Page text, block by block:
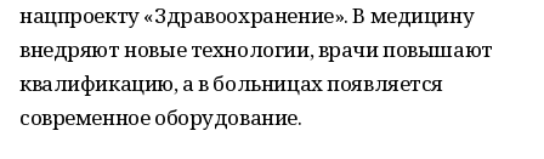
нацпроекту «Здравоохранение». В медицину
внедряют новые технологии, врачи повышают
квалификацию, а в больницах появляется
современное оборудование.